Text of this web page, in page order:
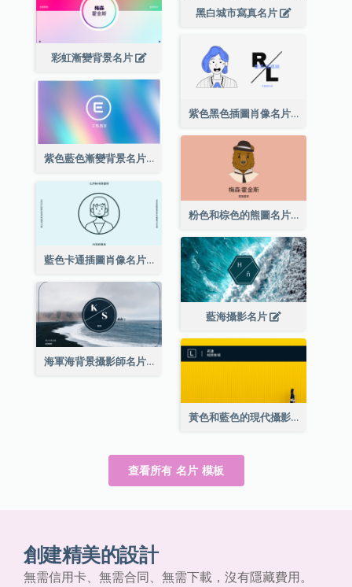
黑白城市寫真名片
彩虹漸變背景名片
紫色黑色插圖肖像名片
紫色藍色漸變背景名片
粉色和棕色的熊圖名片
藍色卡通插圖肖像名片
藍海攝影名片
海軍海背景攝影師名片
黃色和藍色的現代攝影師名片
查看所有 名片 模板
創建精美的設計
無需信用卡、無需合同、無需下載，沒有隱藏費用。